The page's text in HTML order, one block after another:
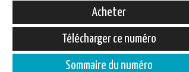
prix :
5,50€
à
Acheter
produit
Télécharger ce numéro
Sommaire du numéro